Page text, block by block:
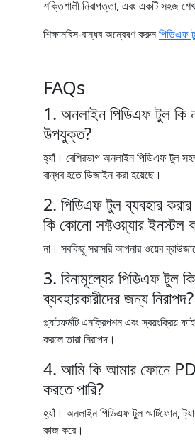
শক্তিশালী নিরাপত্তা, এবং একটি সহজ
শিক্ষানবিস-বান্ধব অন্বেষণ করুনপিডিএফ
FAQs
1. অনলাইন পিডিএফ টুল কি
উপযুক্ত?
হ্যাঁ। বেশিরভাগ অনলাইন পিডিএফ টুল
বান্ধব হতে ডিজাইন করা হয়েছে।
2. পিডিএফ টুল ব্যবহার
কি কোনো সফ্টওয়্যার ইনস্টল
না। সবকিছু সরাসরি আপনার ওয়েব
3. বিনামূল্যের পিডিএফ টুল
ব্যবহারকারীদের জন্য নিরাপদ?
প্ল্যাটফর্মটি এনক্রিপশন এবং স্বয়ংক্রিয়
করলে তারা নিরাপদ।
4. আমি কি আমার ফোনে
করতে পারি?
হ্যাঁ। অনলাইন পিডিএফ টুল স্মার্টফোন,
কাজ করে।